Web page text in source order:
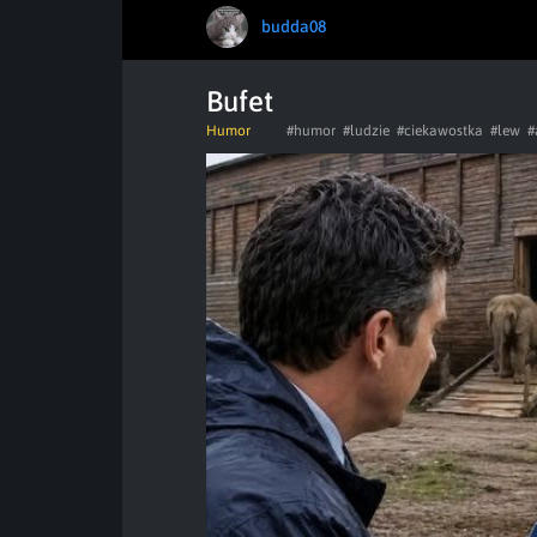
budda08
Bufet
Humor #humor #ludzie #ciekawostka #lew